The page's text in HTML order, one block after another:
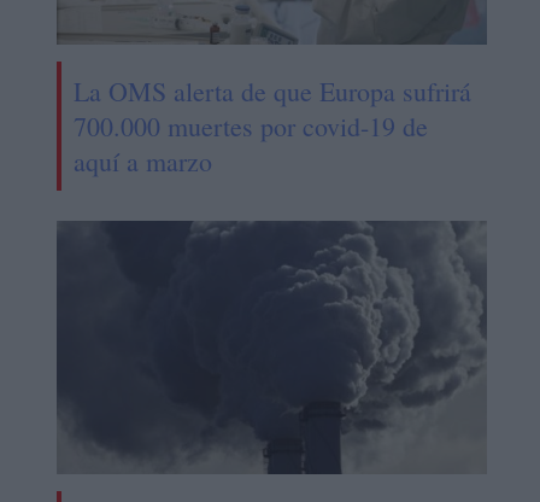
La OMS alerta de que Europa sufrirá
700.000 muertes por covid-19 de
aquí a marzo